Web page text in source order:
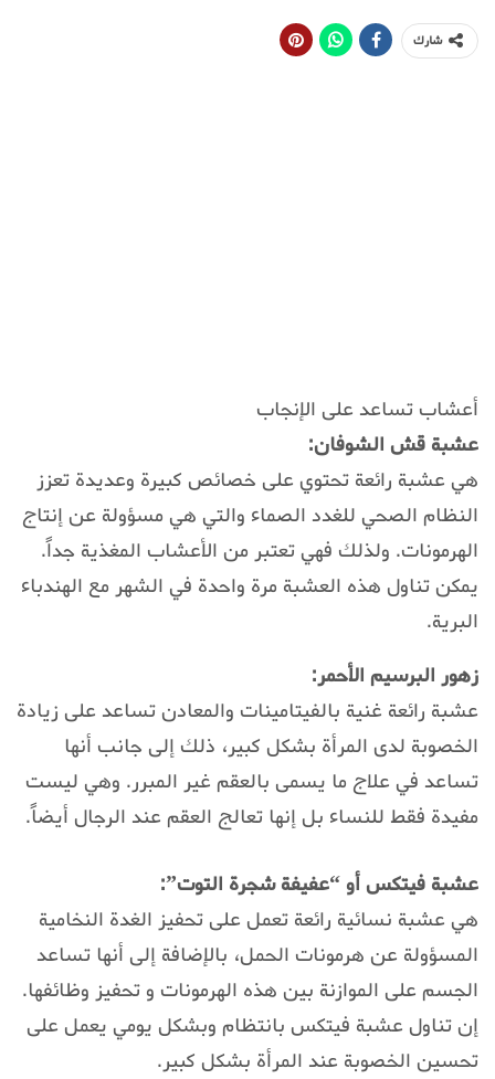
شارك
أعشاب تساعد على الإنجاب
عشبة قش الشوفان:
هي عشبة رائعة تحتوي على خصائص كبيرة وعديدة تعزز
النظام الصحي للغدد الصماء والتي هي مسؤولة عن إنتاج
الهرمونات. ولذلك فهي تعتبر من الأعشاب المغذية جداً.
يمكن تناول هذه العشبة مرة واحدة في الشهر مع الهندباء
البرية.
زهور البرسيم الأحمر:
عشبة رائعة غنية بالفيتامينات والمعادن تساعد على زيادة
الخصوبة لدى المرأة بشكل كبير، ذلك إلى جانب أنها
تساعد في علاج ما يسمى بالعقم غير المبرر. وهي ليست
مفيدة فقط للنساء بل إنها تعالج العقم عند الرجال أيضاً.
عشبة فيتكس أو “عفيفة شجرة التوت”:
هي عشبة نسائية رائعة تعمل على تحفيز الغدة النخامية
المسؤولة عن هرمونات الحمل، بالإضافة إلى أنها تساعد
الجسم على الموازنة بين هذه الهرمونات و تحفيز وظائفها.
إن تناول عشبة فيتكس بانتظام وبشكل يومي يعمل على
تحسين الخصوبة عند المرأة بشكل كبير.